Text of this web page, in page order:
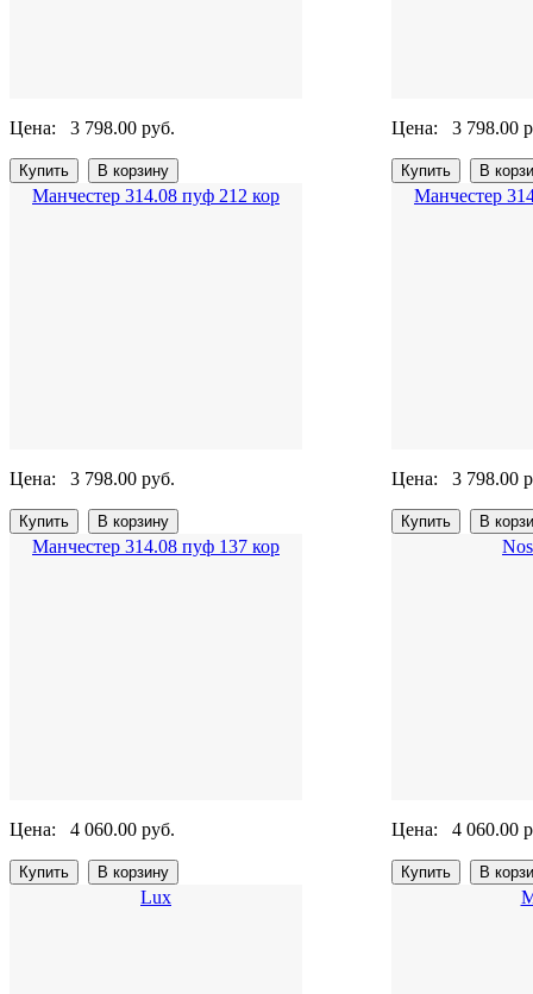
Цена: 3 798.00 руб. Цена: 3 798.00
Манчестер 314.08 пуф 212 кор
Цена: 3 798.00 руб.
Манчестер
Цена: 3 798.00
Манчестер 314.08 пуф 137 кор
Цена: 4 060.00 руб. Цена: 4 060.00
Lux